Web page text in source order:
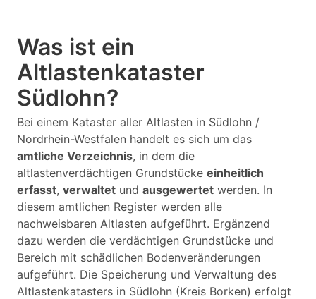
Was ist ein
Altlastenkataster
Südlohn?
Bei einem Kataster aller Altlasten in Südlohn /
Nordrhein-Westfalen handelt es sich um das
amtliche Verzeichnis, in dem die
altlastenverdächtigen Grundstücke einheitlich
erfasst, verwaltet und ausgewertet werden. In
diesem amtlichen Register werden alle
nachweisbaren Altlasten aufgeführt. Ergänzend
dazu werden die verdächtigen Grundstücke und
Bereich mit schädlichen Bodenveränderungen
aufgeführt. Die Speicherung und Verwaltung des
Altlastenkatasters in Südlohn (Kreis Borken) erfolgt